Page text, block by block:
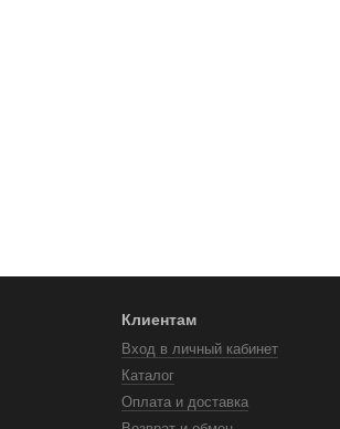
Клиентам
Вход в личный кабинет
Каталог
Оплата и доставка